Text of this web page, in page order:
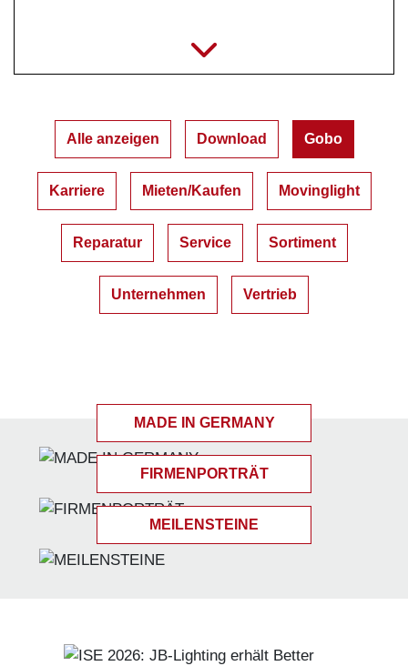
Alle anzeigen Download Gobo
Karriere Mieten/Kaufen Movinglight
Reparatur Service Sortiment
Unternehmen Vertrieb
MADE IN GERMANY
FIRMENPORTRÄT
MEILENSTEINE